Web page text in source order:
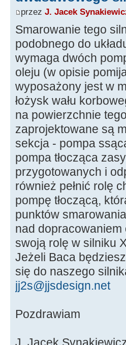
przez J. Jacek
Smarowanie tego
podobnego do
wymaga dwóch
oleju (w opisie
wyposażony jest w
łożysk wału
na powierzchnie
zaprojektowane są
sekcja - pompa
pompa tłocząca
przygotowanych i
również pełnić rolę
pompę tłoczącą,
punktów
nad dopracowaniem
swoją rolę w silniku
Jeżeli Baca
się do naszego
jj2s@jjsdesign.net
Pozdrawiam